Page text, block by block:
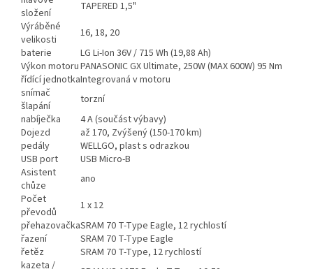
složení
TAPERED 1,5"
Výráběné
velikosti
16, 18, 20
baterie
LG Li-Ion 36V / 715 Wh (19,88 Ah)
Výkon motoruPANASONIC GX Ultimate, 250W (MAX 600W) 95 Nm
řídící jednotkaIntegrovaná v motoru
snímač
šlapání
torzní
nabíječka
4 A (součást výbavy)
Dojezd
až 170, Zvýšený (150-170 km)
pedály
WELLGO, plast s odrazkou
USB port
USB Micro-B
Asistent
chůze
ano
Počet
převodů
1 x 12
přehazovačkaSRAM 70 T-Type Eagle, 12 rychlostí
řazení
SRAM 70 T-Type Eagle
řetěz
SRAM 70 T-Type, 12 rychlostí
kazeta /